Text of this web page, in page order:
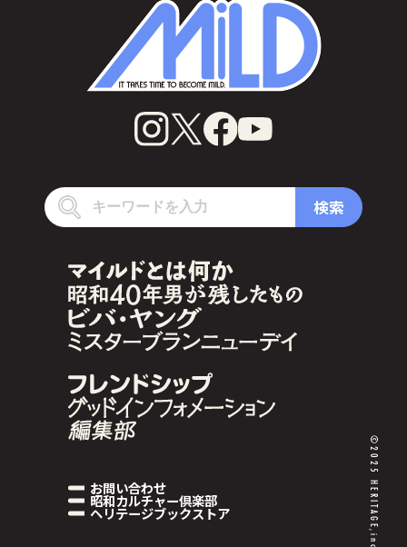
検索
お問い合わせ
昭和カルチャー倶楽部
ヘリテージブックストア ©2025 HERITAGE,inc.